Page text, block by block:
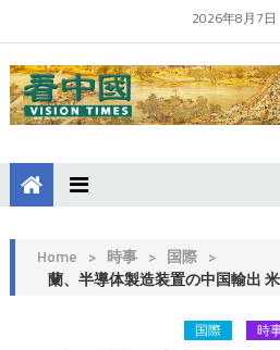
2026年8月7日
Home > 時事 > 国際 >
蘭、半導体製造装置の中国輸出
国際 時